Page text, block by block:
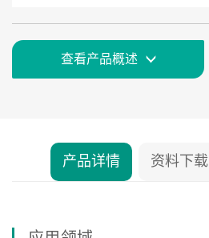
查看产品概述
产品详情 资料下载